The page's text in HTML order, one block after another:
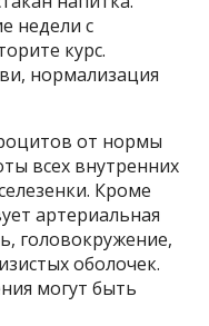
недели с
курс.
нормализация
от нормы
всех внутренних
Кроме
артериальная
головокружение,
оболочек.
могут быть